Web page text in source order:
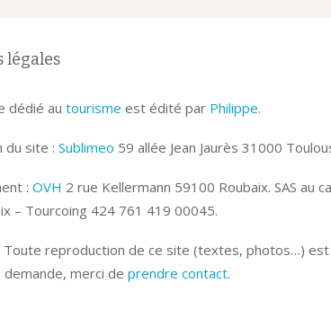
légales
dédié au tourisme est édité par Philippe.
du site : Sublimeo 59 allée Jean Jaurès 31000
: OVH 2 rue Kellermann 59100 Roubaix. SAS au
– Tourcoing 424 761 419 00045.
Toute reproduction de ce site (textes, photos…)
merci de prendre contact.